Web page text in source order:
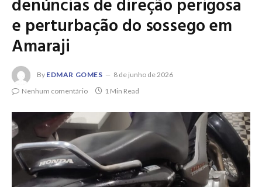
denúncias de direção perigosa
e perturbação do sossego em
Amaraji
By EDMAR GOMES
8 de junho de 2026
Nenhum comentário
1 Min Read